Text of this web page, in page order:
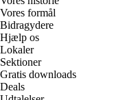
Vores formål
Bidragydere
Hjælp os
Lokaler
Sektioner
Gratis downloads
Deals